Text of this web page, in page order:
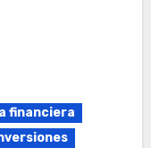
financiera